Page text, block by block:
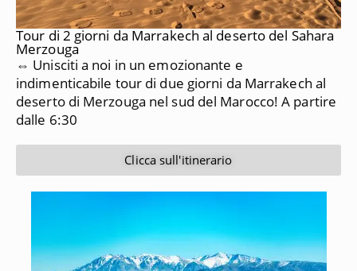
Tour di 2 giorni da Marrakech al deserto del Sahara
Merzouga
⇔ Unisciti a noi in un emozionante e
indimenticabile tour di due giorni da Marrakech al
deserto di Merzouga nel sud del Marocco! A partire
dalle 6:30
Clicca sull'itinerario